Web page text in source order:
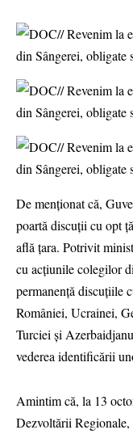
De menționat că,
poartă discuții cu opt
află țara. Potrivit
cu acțiunile colegilor
permanență discuțiile
României, Ucrainei,
Turciei și
vederea identificării
Amintim că, la 13
Dezvoltării